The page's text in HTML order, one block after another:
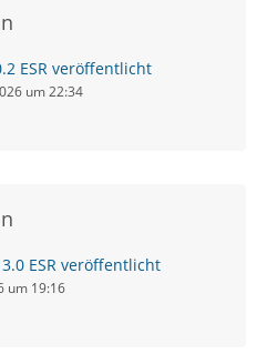
ESR veröffentlicht
um 22:34
ESR veröffentlicht
um 19:16